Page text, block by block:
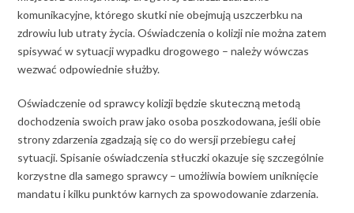
komunikacyjne, którego skutki nie obejmują uszczerbku na
zdrowiu lub utraty życia. Oświadczenia o kolizji nie można zatem
spisywać w sytuacji wypadku drogowego – należy wówczas
wezwać odpowiednie służby.
Oświadczenie od sprawcy kolizji będzie skuteczną metodą
dochodzenia swoich praw jako osoba poszkodowana, jeśli obie
strony zdarzenia zgadzają się co do wersji przebiegu całej
sytuacji. Spisanie oświadczenia stłuczki okazuje się szczególnie
korzystne dla samego sprawcy – umożliwia bowiem uniknięcie
mandatu i kilku punktów karnych za spowodowanie zdarzenia.